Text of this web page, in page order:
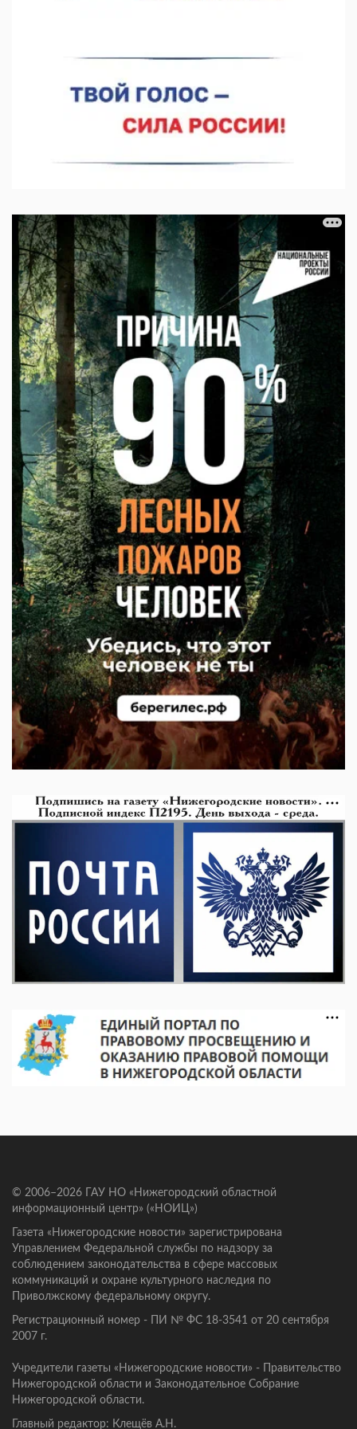
© 2006–2026 ГАУ НО «Нижегородский областной
информационный центр» («НОИЦ»)
Газета «Нижегородские новости» зарегистрирована
Управлением Федеральной службы по надзору за
соблюдением законодательства в сфере массовых
коммуникаций и охране культурного наследия по
Приволжскому федеральному округу.
Регистрационный номер - ПИ № ФС 18-3541 от 20 сентября
2007 г.
Учредители газеты «Нижегородские новости» - Правительство
Нижегородской области и Законодательное Собрание
Нижегородской области.
Главный редактор: Клещёв А.Н.